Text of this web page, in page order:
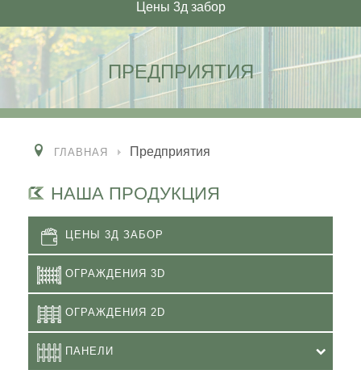
Цены 3д забор
ПРЕДПРИЯТИЯ
ГЛАВНАЯ Предприятия
НАША ПРОДУКЦИЯ
ЦЕНЫ 3Д ЗАБОР
ОГРАЖДЕНИЯ 3D
ОГРАЖДЕНИЯ 2D
ПАНЕЛИ